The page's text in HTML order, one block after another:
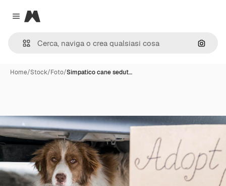
Close menu
Magnific
Cerca
Home/Stock/Foto/Simpatico cane sedut…